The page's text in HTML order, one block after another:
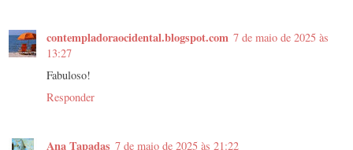
contempladoraocidental.blogspot.com 7 de maio de 2025 às
13:27
Fabuloso!
Responder
Ana Tapadas 7 de maio de 2025 às 21:22